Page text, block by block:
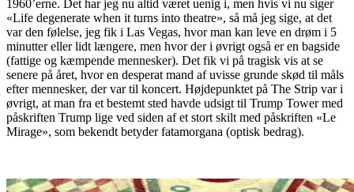
1960’erne. Det har jeg nu altid været uenig i, men hvis vi nu siger
«Life degenerate when it turns into theatre», så må jeg sige, at det
var den følelse, jeg fik i Las Vegas, hvor man kan leve en drøm i 5
minutter eller lidt længere, men hvor der i øvrigt også er en bagside
(fattige og kæmpende mennesker). Det fik vi på tragisk vis at se
senere på året, hvor en desperat mand af uvisse grunde skød til måls
efter mennesker, der var til koncert. Højdepunktet på The Strip var i
øvrigt, at man fra et bestemt sted havde udsigt til Trump Tower med
påskriften Trump lige ved siden af et stort skilt med påskriften «Le
Mirage», som bekendt betyder fatamorgana (optisk bedrag).